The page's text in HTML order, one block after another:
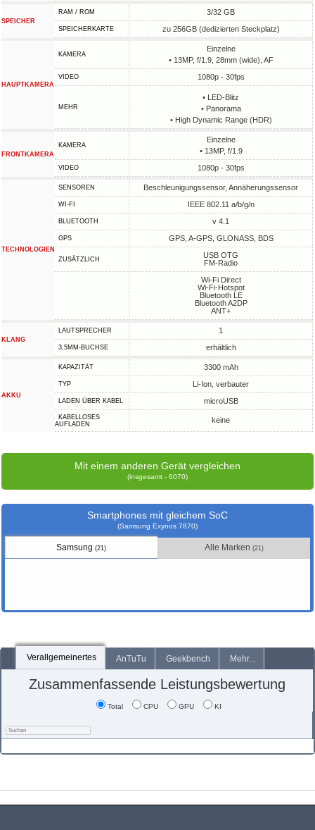
SPEICHER
RAM / ROM 3/32 GB
SPEICHERKARTE zu 256GB (dedizierten Steckplatz)
HAUPTKAMERA
KAMERA
Einzelne
• 13MP, f/1.9, 28mm (wide), AF
VIDEO 1080p - 30fps
MEHR
• LED-Blitz
• Panorama
• High Dynamic Range (HDR)
FRONTKAMERA
KAMERA
Einzelne
• 13MP, f/1.9
VIDEO 1080p - 30fps
TECHNOLOGIEN
SENSOREN Beschleunigungssensor, Annäherungssensor
WI-FI IEEE 802.11 a/b/g/n
BLUETOOTH v 4.1
GPS GPS, A-GPS, GLONASS, BDS
ZUSÄTZLICH
USB OTG
FM-Radio
Wi-Fi Direct
Wi-Fi-Hotspot
Bluetooth LE
Bluetooth A2DP
ANT+
KLANG
LAUTSPRECHER 1
3,5MM-BUCHSE erhältlich
AKKU
KAPAZITÄT 3300 mAh
TYP Li-Ion, verbauter
LADEN ÜBER KABEL microUSB
KABELLOSES
AUFLADEN
keine
Mit einem anderen Gerät vergleichen
(insgesamt - 6070)
Smartphones mit gleichem SoC
(Samsung Exynos 7870)
Samsung(21) Alle Marken (21)
Verallgemeinertes AnTuTu Geekbench Mehr...
Zusammenfassende Leistungsbewertung
Total CPU GPU KI